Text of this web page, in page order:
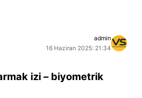
admin
16 Haziran 2025: 21:34
izi – biyometrik